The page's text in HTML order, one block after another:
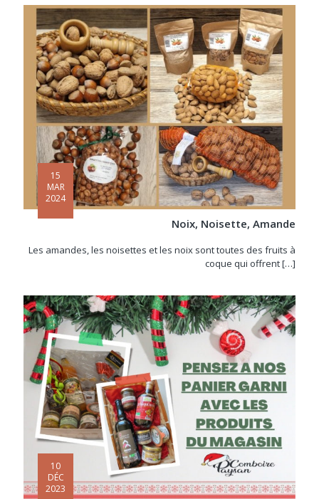
15
MAR
2024
Noix, Noisette, Amande
Les amandes, les noisettes et les noix sont toutes des fruits à
coque qui offrent[…]
10
DÉC
2023